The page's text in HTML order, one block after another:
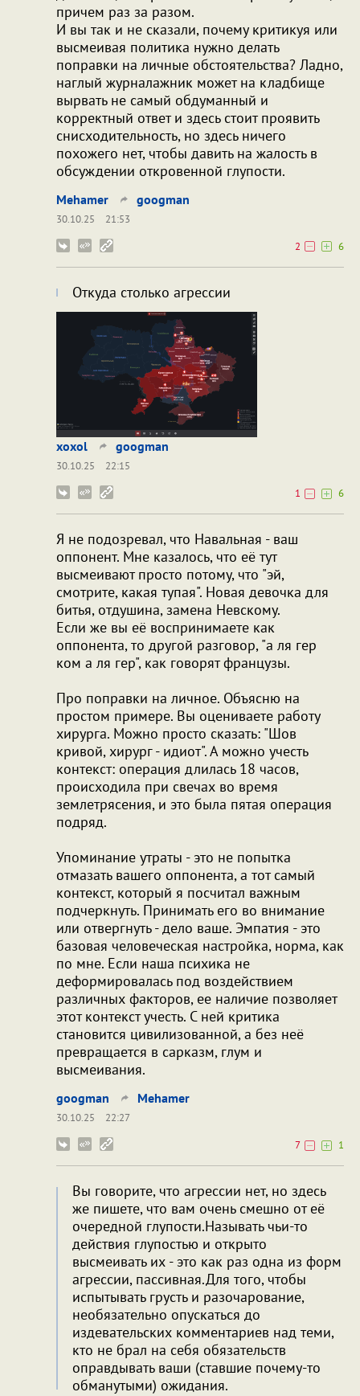
причем раз за разом.
И вы так и не сказали, почему критикуя или
высмеивая политика нужно делать
поправки на личные обстоятельства? Ладно,
наглый журналажник может на кладбище
вырвать не самый обдуманный и
корректный ответ и здесь стоит проявить
снисходительность, но здесь ничего
похожего нет, чтобы давить на жалость в
обсуждении откровенной глупости.
Mehamer googman
30.10.25
21:53
2
6
Откуда столько агрессии
xoxol googman
30.10.25
22:15
1
6
Я не подозревал, что Навальная - ваш
оппонент. Мне казалось, что её тут
высмеивают просто потому, что "эй,
смотрите, какая тупая". Новая девочка для
битья, отдушина, замена Невскому.
Если же вы её воспринимаете как
оппонента, то другой разговор, "а ля гер
ком а ля гер", как говорят французы.
Про поправки на личное. Объясню на
простом примере. Вы оцениваете работу
хирурга. Можно просто сказать: "Шов
кривой, хирург - идиот". А можно учесть
контекст: операция длилась 18 часов,
происходила при свечах во время
землетрясения, и это была пятая операция
подряд.
Упоминание утраты - это не попытка
отмазать вашего оппонента, а тот самый
контекст, который я посчитал важным
подчеркнуть. Принимать его во внимание
или отвергнуть - дело ваше. Эмпатия - это
базовая человеческая настройка, норма, как
по мне. Если наша психика не
деформировалась под воздействием
различных факторов, ее наличие позволяет
этот контекст учесть. С ней критика
становится цивилизованной, а без неё
превращается в сарказм, глум и
высмеивания.
googman Mehamer
30.10.25
22:27
7
1
Вы говорите, что агрессии нет, но здесь
же пишете, что вам очень смешно от её
очередной глупости.Называть чьи-то
действия глупостью и открыто
высмеивать их - это как раз одна из форм
агрессии, пассивная.Для того, чтобы
испытывать грусть и разочарование,
необязательно опускаться до
издевательских комментариев над теми,
кто не брал на себя обязательств
оправдывать ваши (ставшие почему-то
обманутыми) ожидания.